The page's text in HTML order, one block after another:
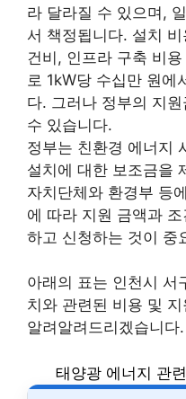
라 달라질 수 있으며,
서 책정됩니다. 설치
건비, 인프라 구축 비
로 1kW당 수십만 원에
다. 그러나 정부의 지
수 있습니다.
정부는 친환경 에너지
설치에 대한 보조금을
자치단체와 환경부 등
에 따라 지원 금액과
하고 신청하는 것이 중
아래의 표는 인천시 서
치와 관련된 비용 및
알려알려드리겠습니다.
태양광 에너지 관